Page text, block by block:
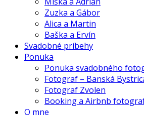
Zuzka a Gábor
Alica a Martin
Baška a Ervín
Svadobné príbehy
Ponuka
Ponuka svadobného
Fotograf – Banská
Fotograf Zvolen
Booking a Airbnb
O mne